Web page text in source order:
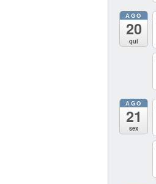
AGO
20
qui
AGO
21
sex